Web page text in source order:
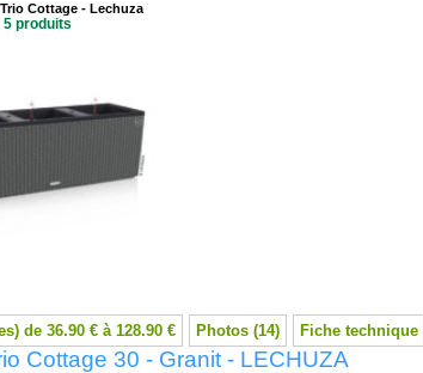
Cottage - Lechuza
5 produits
de 36.90 € à 128.90 € Photos (14) Fiche technique
Cottage 30 - Granit - LECHUZA